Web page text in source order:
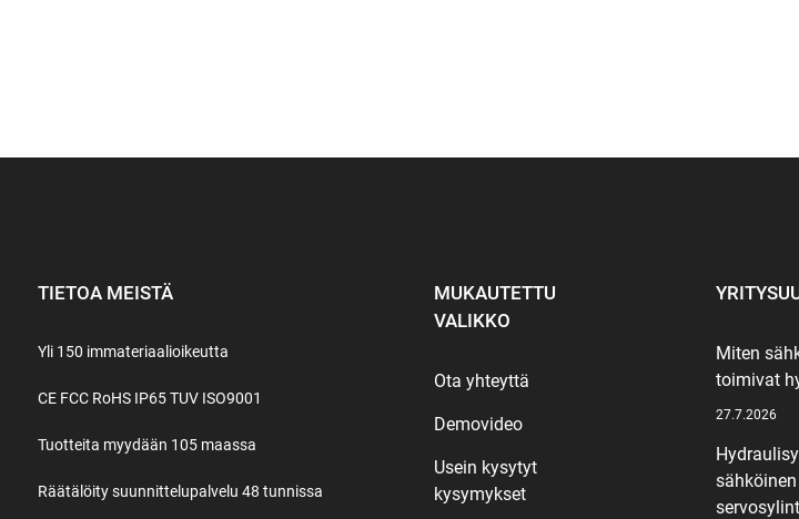
TIETOA MEISTÄ
Yli 150 immateriaalioikeutta
CE FCC RoHS IP65 TUV ISO9001
Tuotteita myydään 105 maassa
Räätälöity suunnittelupalvelu 48 tunnissa
MUKAUTETTU
VALIKKO
Ota yhteyttä
Demovideo
Usein kysytyt
kysymykset
Miten
toimivat
27.7.2026
sähköinen